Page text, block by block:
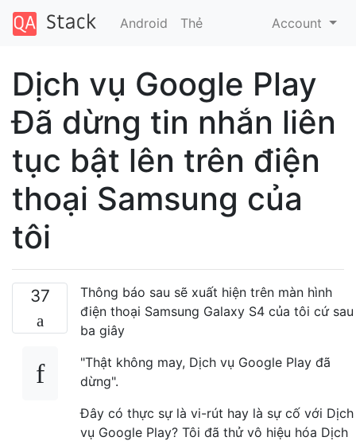
Android Thẻ Account
Dịch vụ Google Play
Đã dừng tin nhắn liên
tục bật lên trên điện
thoại Samsung của
tôi
37
Thông báo sau sẽ xuất hiện trên màn hình
điện thoại Samsung Galaxy S4 của tôi cứ sau
ba giây
"Thật không may, Dịch vụ Google Play đã
dừng".
Đây có thực sự là vi-rút hay là sự cố với Dịch
vụ Google Play? Tôi đã thử vô hiệu hóa Dịch